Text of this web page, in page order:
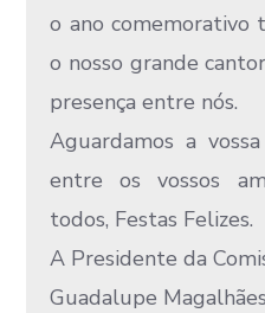
o ano comemorativo
o nosso grande
presença entre nós.
Aguardamos a
entre os vossos
todos, Festas Felizes.
A Presidente da
Guadalupe